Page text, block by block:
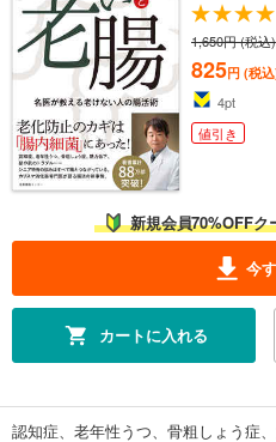
1,650円 (税込)
825円 (税
4pt
値引き
新規会員70%OFFク
今
カートに入れる
認知症、老年性うつ、骨粗しょう症